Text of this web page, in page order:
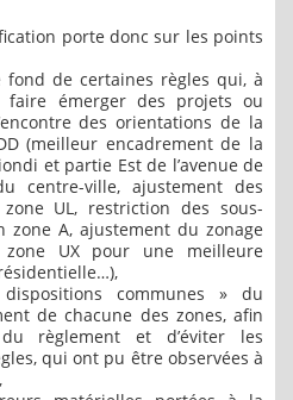
porte donc sur les points
fond de certaines règles qui, à
faire émerger des projets ou
des orientations de la
(meilleur encadrement de la
et partie Est de l’avenue de
centre-ville, ajustement des
UL, restriction des sous-
zone A, ajustement du zonage
UX pour une meilleure
communes » du
de chacune des zones, afin
règlement et d’éviter les
qui ont pu être observées à